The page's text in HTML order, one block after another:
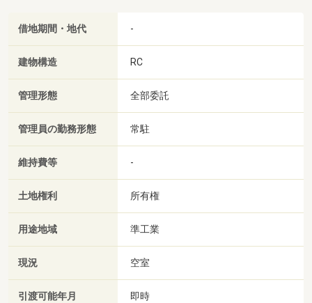
借地期間・地代 -
建物構造 RC
管理形態 全部委託
管理員の勤務形態 常駐
維持費等 -
土地権利 所有権
用途地域 準工業
現況 空室
引渡可能年月 即時